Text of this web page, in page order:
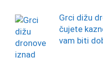
Grci dižu
čujete
vam biti